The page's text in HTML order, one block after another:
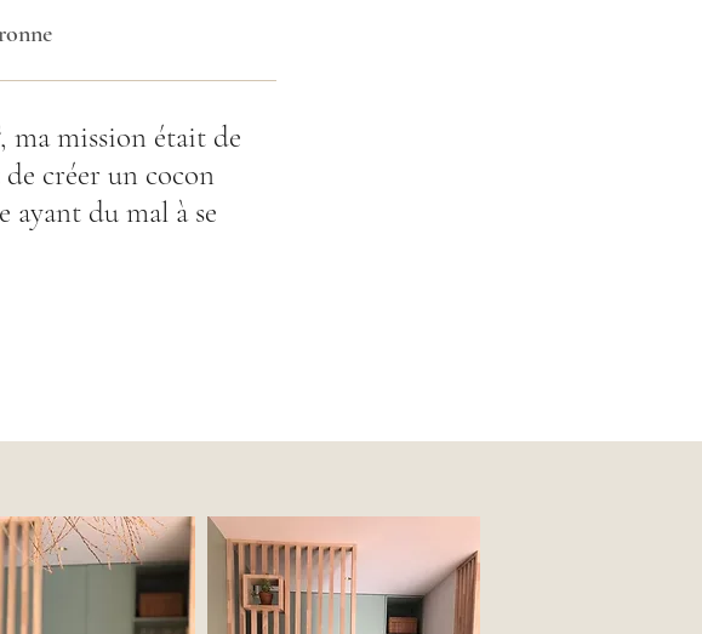
ma mission était de
créer un cocon
du mal à se